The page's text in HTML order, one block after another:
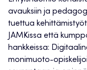
avauksiin ja
tuettua
JAMKissa että
hankkeissa:
monimuoto-